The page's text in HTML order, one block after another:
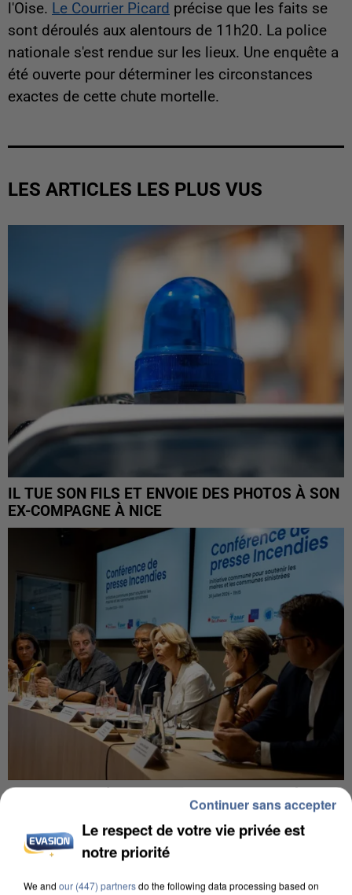
l'Oise. Le Courrier Picard précise que les faits se
sont déroulés aux alentours de 11h20. La police
nationale s'est rendue sur les lieux. Une enquête a
été ouverte pour déterminer les circonstances
exactes de cette chute mortelle.
LES ARTICLES LES PLUS VUS
IL TUE SON FILS ET ENVOIE DES PHOTOS À SON
EX-COMPAGNE À NICE
INCENDIES : L’ÎLE-DE-FRANCE LANCE UN ÉLAN
DE SOLIDARITÉ AVEC LES...
Le respect de votre vie privée est
notre priorité
We and our (447) partnersdo the following data processing based on
Continuer sans accepter